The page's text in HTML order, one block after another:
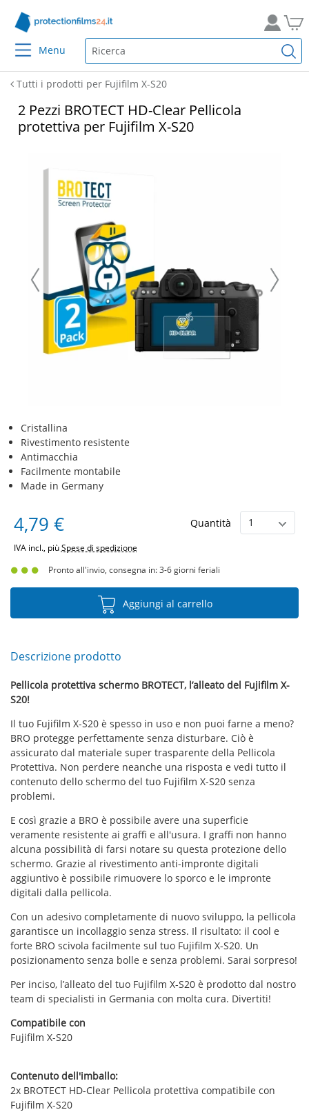
Menu
Tutti i prodotti per Fujifilm X-S20
2 Pezzi BROTECT HD-Clear Pellicola
protettiva per Fujifilm X-S20
Cristallina
Rivestimento resistente
Antimacchia
Facilmente montabile
Made in Germany
4,79 € Quantità
IVA incl., piùSpese di spedizione
Pronto all'invio, consegna in: 3-6 giorni feriali
Aggiungi al carrello
Descrizione prodotto
Pellicola protettiva schermo BROTECT, l’alleato del Fujifilm X-
S20!
Il tuo Fujifilm X-S20 è spesso in uso e non puoi farne a meno?
BRO protegge perfettamente senza disturbare. Ciò è
assicurato dal materiale super trasparente della Pellicola
Protettiva. Non perdere neanche una risposta e vedi tutto il
contenuto dello schermo del tuo Fujifilm X-S20 senza
problemi.
E così grazie a BRO è possibile avere una superficie
veramente resistente ai graffi e all'usura. I graffi non hanno
alcuna possibilità di farsi notare su questa protezione dello
schermo. Grazie al rivestimento anti-impronte digitali
aggiuntivo è possibile rimuovere lo sporco e le impronte
digitali dalla pellicola.
Con un adesivo completamente di nuovo sviluppo, la pellicola
garantisce un incollaggio senza stress. Il risultato: il cool e
forte BRO scivola facilmente sul tuo Fujifilm X-S20. Un
posizionamento senza bolle e senza problemi. Sarai sorpreso!
Per inciso, l’alleato del tuo Fujifilm X-S20 è prodotto dal nostro
team di specialisti in Germania con molta cura. Divertiti!
Compatibile con
Fujifilm X-S20
Contenuto dell'imballo:
2x BROTECT HD-Clear Pellicola protettiva compatibile con
Fujifilm X-S20